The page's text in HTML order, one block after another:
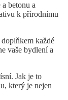
betonu a
k přírodnímu
každé
vaše bydlení a
Jak je to
který je nejen